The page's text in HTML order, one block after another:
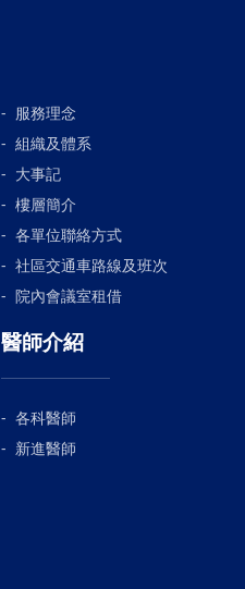
服務理念
組織及體系
大事記
樓層簡介
各單位聯絡方式
社區交通車路線及班次
院內會議室租借
醫師介紹
各科醫師
新進醫師